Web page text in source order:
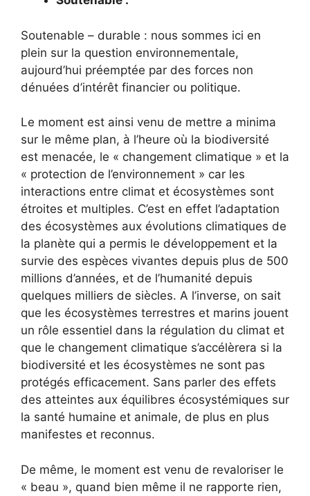
Soutenable – durable : nous sommes ici en
plein sur la question environnementale,
aujourd’hui préemptée par des forces non
dénuées d’intérêt financier ou politique.
Le moment est ainsi venu de mettre a minima
sur le même plan, à l’heure où la biodiversité
est menacée, le « changement climatique » et la
« protection de l’environnement » car les
interactions entre climat et écosystèmes sont
étroites et multiples. C’est en effet l’adaptation
des écosystèmes aux évolutions climatiques de
la planète qui a permis le développement et la
survie des espèces vivantes depuis plus de 500
millions d’années, et de l’humanité depuis
quelques milliers de siècles. A l’inverse, on sait
que les écosystèmes terrestres et marins jouent
un rôle essentiel dans la régulation du climat et
que le changement climatique s’accélèrera si la
biodiversité et les écosystèmes ne sont pas
protégés efficacement. Sans parler des effets
des atteintes aux équilibres écosystémiques sur
la santé humaine et animale, de plus en plus
manifestes et reconnus.
De même, le moment est venu de revaloriser le
« beau », quand bien même il ne rapporte rien,